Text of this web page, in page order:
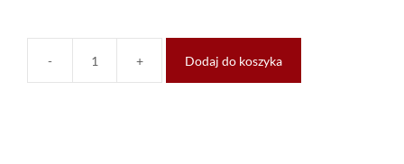
- + Dodaj do koszyka